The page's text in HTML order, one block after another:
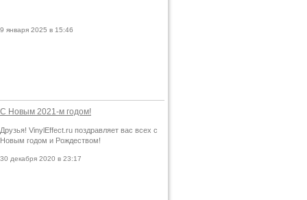
9 января 2025 в 15:46
С Новым 2021-м годом!
Друзья! VinylEffect.ru поздравляет вас всех с
Новым годом и Рождеством!
30 декабря 2020 в 23:17